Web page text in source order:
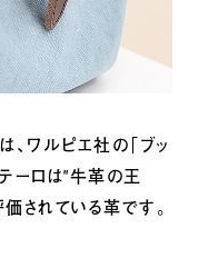
は、ワルピエ社の「ブッ
ーロは”牛革の王
されている革です。